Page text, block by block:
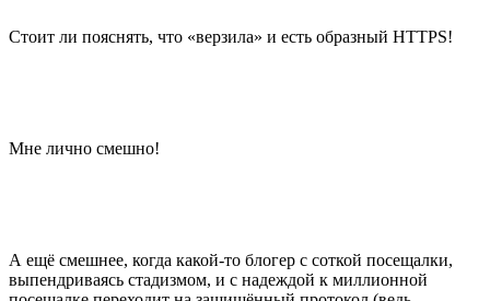
Стоит ли пояснять, что «верзила» и есть образный HTTPS!
Мне лично смешно!
А ещё смешнее, когда какой-то блогер с соткой посещалки,
выпендриваясь стадизмом, и с надеждой к миллионной